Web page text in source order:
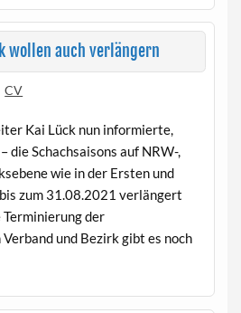
wollen auch verlängern
CV
Kai Lück nun informierte,
die Schachsaisons auf NRW-,
wie in der Ersten und
zum 31.08.2021 verlängert
Terminierung der
und Bezirk gibt es noch